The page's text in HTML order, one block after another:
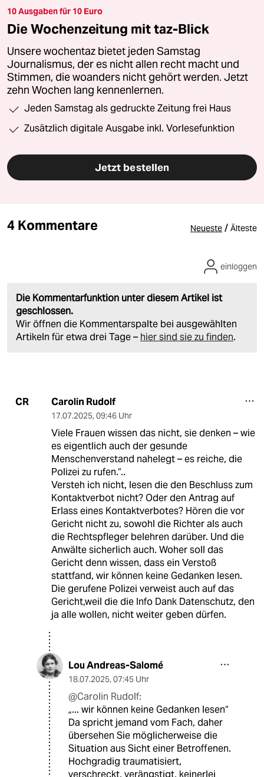
10 Ausgaben für 10 Euro
Die Wochenzeitung mit taz-Blick
Unsere wochentaz bietet jeden Samstag
Journalismus, der es nicht allen recht macht und
Stimmen, die woanders nicht gehört werden. Jetzt
zehn Wochen lang kennenlernen.
Jeden Samstag als gedruckte Zeitung frei Haus
Zusätzlich digitale Ausgabe inkl. Vorlesefunktion
Jetzt bestellen
4 Kommentare Neueste / Älteste
Die Kommentarfunktion unter diesem Artikel ist
geschlossen.
Wir öffnen die Kommentarspalte bei ausgewählten
Artikeln für etwa drei Tage – hier sind sie zu finden.
einloggen
CR Carolin Rudolf
17.07.2025, 09:46 Uhr
Viele Frauen wissen das nicht, sie denken – wie
es eigentlich auch der gesunde
Menschenverstand nahelegt – es reiche, die
Polizei zu rufen.“..
Versteh ich nicht, lesen die den Beschluss zum
Kontaktverbot nicht? Oder den Antrag auf
Erlass eines Kontaktverbotes? Hören die vor
Gericht nicht zu, sowohl die Richter als auch
die Rechtspfleger belehren darüber. Und die
Anwälte sicherlich auch. Woher soll das
Gericht denn wissen, dass ein Verstoß
stattfand, wir können keine Gedanken lesen.
Die gerufene Polizei verweist auch auf das
Gericht,weil die die Info Dank Datenschutz, den
ja alle wollen, nicht weiter geben dürfen.
Lou Andreas-Salomé
18.07.2025, 07:45 Uhr
@Carolin Rudolf:
„... wir können keine Gedanken lesen“
Da spricht jemand vom Fach, daher
übersehen Sie möglicherweise die
Situation aus Sicht einer Betroffenen.
Hochgradig traumatisiert,
verschreckt, verängstigt, keinerlei